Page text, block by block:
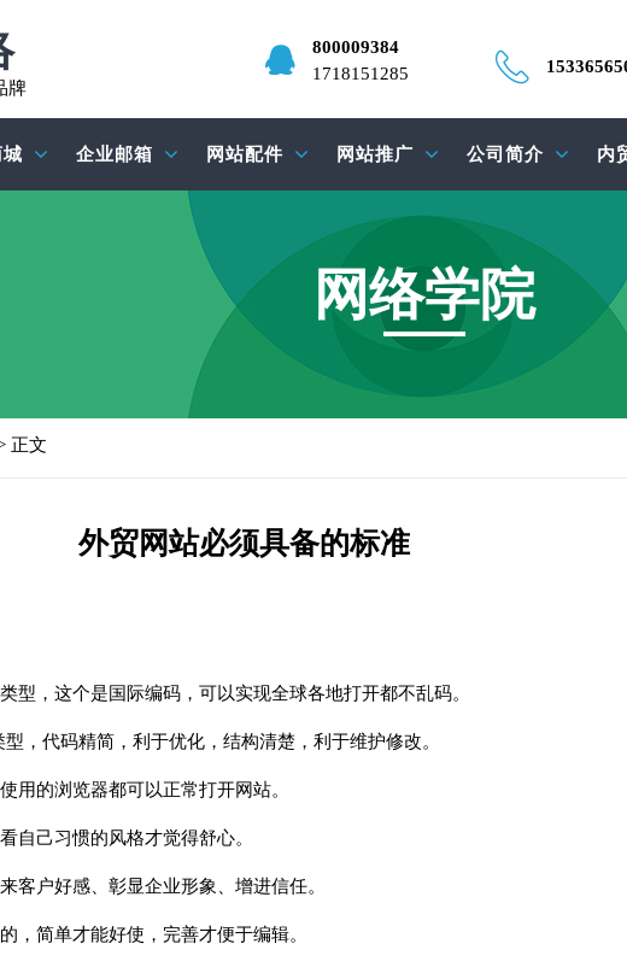
牌
800009384
1718151285
企业邮箱 网站配件 网站推广 公司简介 内
网络学院
正文
外贸网站必须具备的标准
型，这个是国际编码，可以实现全球各地打开都不乱码。
，代码精简，利于优化，结构清楚，利于维护修改。
用的浏览器都可以正常打开网站。
自己习惯的风格才觉得舒心。
客户好感、彰显企业形象、增进信任。
，简单才能好使，完善才便于编辑。